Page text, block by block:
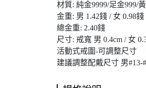
材質: 純金9999/足金999/
金重: 男 1.42錢 / 女 0.98錢
總金重: 2.40錢
尺寸: 戒寬 男 0.4cm / 女
活動式戒圍-可調整尺寸
建議調整配戴尺寸 男#13-